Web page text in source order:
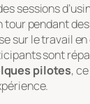
sessions
tour pendant
sur le travail en
sont
pilotes,